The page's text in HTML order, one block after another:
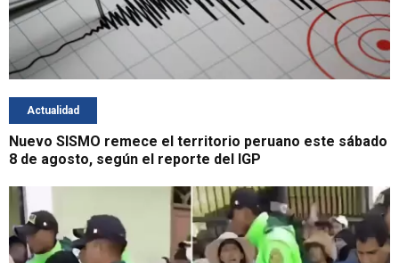
Actualidad
Nuevo SISMO remece el territorio peruano este sábado
8 de agosto, según el reporte del IGP